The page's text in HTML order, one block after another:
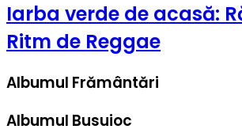
Iarba verde de acasă:
Ritm de Reggae
Albumul Frământări
Albumul Busuioc